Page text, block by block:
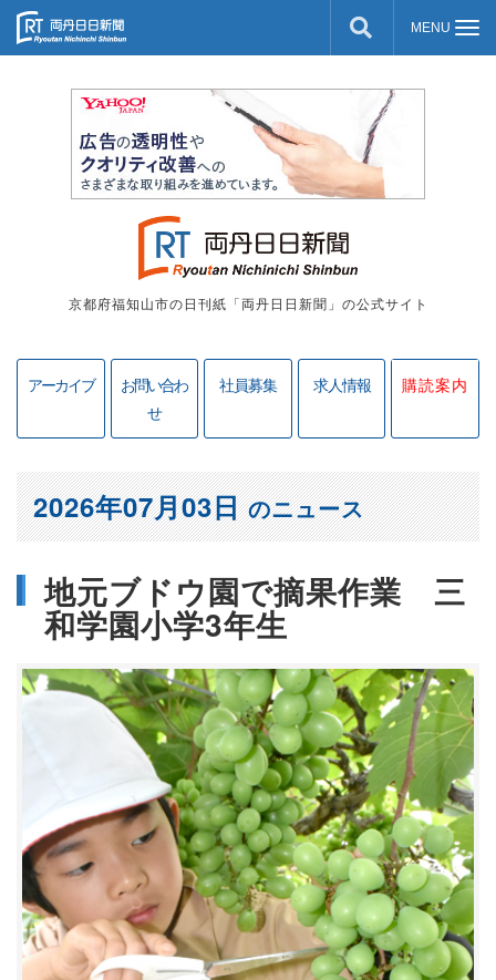
京都府福知山市の日刊紙「両丹日日新聞」の公式サイト
アーカイブ
お問い合わ
せ
社員募集 求人情報 購読案内
地元ブドウ園で摘果作業 三
和学園小学3年生
2026年07月03日のニュース